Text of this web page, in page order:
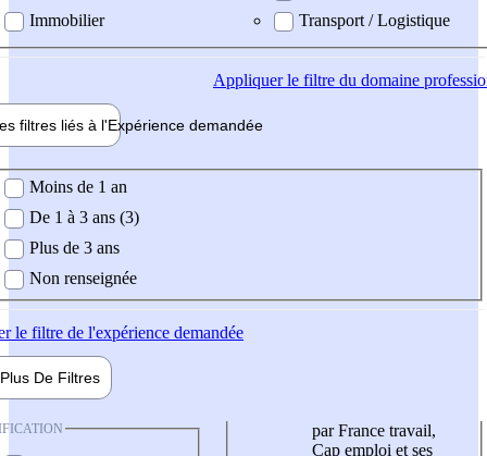
Immobilier
Transport / Logistique
Appliquerle filtre du domaine
filtres liés à l'Expérience demandée
demandée
Moins de 1 an
De 1 à 3 ans (3)
Plus de 3 ans
Non renseignée
le filtre de l'expérience demandée
Plus De Filtres
par France travail,
Cap emploi et ses